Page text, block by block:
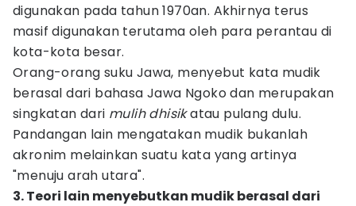
digunakan pada tahun 1970an. Akhirnya terus
masif digunakan terutama oleh para perantau di
kota-kota besar.
Orang-orang suku Jawa, menyebut kata mudik
berasal dari bahasa Jawa Ngoko dan merupakan
singkatan dari mulih dhisikatau pulang dulu.
Pandangan lain mengatakan mudik bukanlah
akronim melainkan suatu kata yang artinya
"menuju arah utara".
3. Teori lain menyebutkan mudik berasal dari